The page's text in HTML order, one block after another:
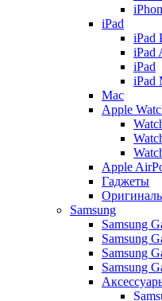
iPad
iPad
iPad
iPad
iPad
Mac
Apple
Apple
Гаджеты
Samsung
Samsung
Samsung
Samsung
Samsung